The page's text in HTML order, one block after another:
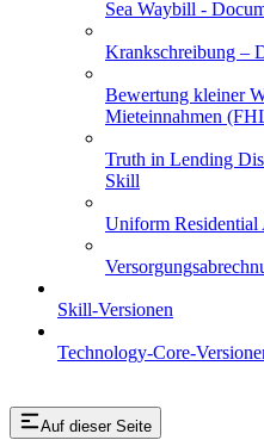
Sea Waybill -
Krankschreibung –
Bewertung kleiner
Mieteinnahmen
Truth in Lending
Skill
Uniform Residential
Skill-Versionen
Technology-Core-
Auf dieser Seite